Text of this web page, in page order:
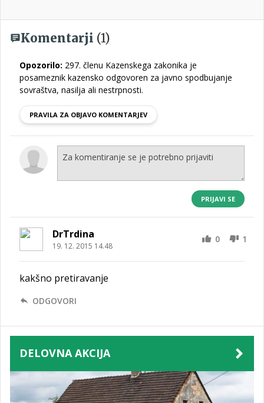
Komentarji (1)
Opozorilo: 297. členu Kazenskega zakonika je
posameznik kazensko odgovoren za javno spodbujanje
sovraštva, nasilja ali nestrpnosti.
PRAVILA ZA OBJAVO KOMENTARJEV
PRIJAVI SE
DrTrdina
19. 12. 2015 14.48
0 1
kakšno pretiravanje
ODGOVORI
DELOVNA AKCIJA